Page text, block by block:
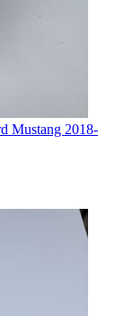
Mustang 2018-